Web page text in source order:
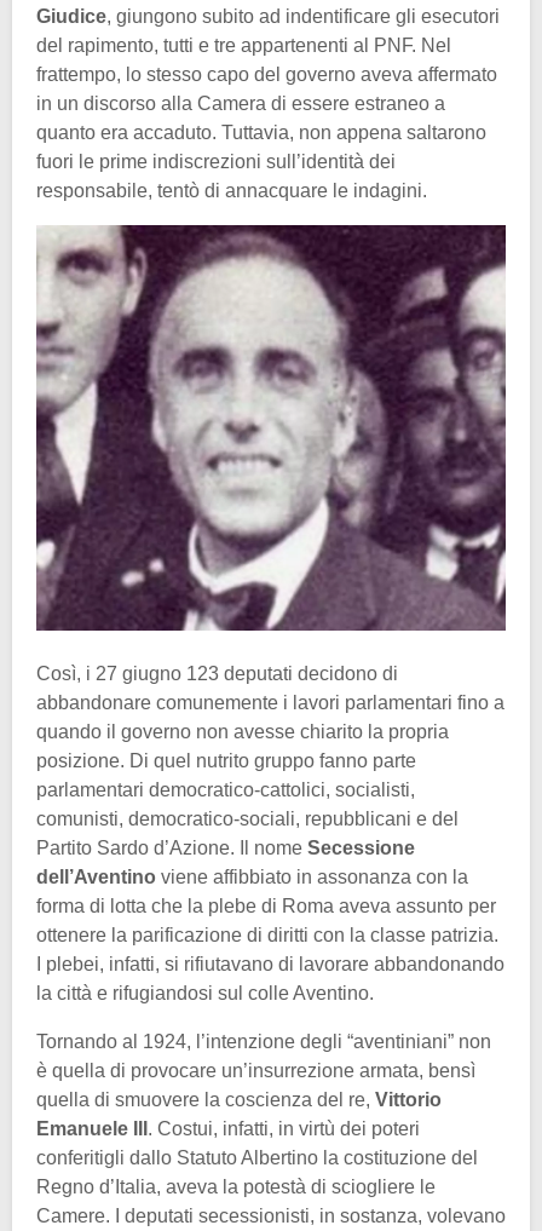
Giudice, giungono subito ad indentificare gli esecutori
del rapimento, tutti e tre appartenenti al PNF. Nel
frattempo, lo stesso capo del governo aveva affermato
in un discorso alla Camera di essere estraneo a
quanto era accaduto. Tuttavia, non appena saltarono
fuori le prime indiscrezioni sull’identità dei
responsabile, tentò di annacquare le indagini.
Così, i 27 giugno 123 deputati decidono di
abbandonare comunemente i lavori parlamentari fino a
quando il governo non avesse chiarito la propria
posizione. Di quel nutrito gruppo fanno parte
parlamentari democratico-cattolici, socialisti,
comunisti, democratico-sociali, repubblicani e del
Partito Sardo d’Azione. Il nome Secessione
dell’Aventino viene affibbiato in assonanza con la
forma di lotta che la plebe di Roma aveva assunto per
ottenere la parificazione di diritti con la classe patrizia.
I plebei, infatti, si rifiutavano di lavorare abbandonando
la città e rifugiandosi sul colle Aventino.
Tornando al 1924, l’intenzione degli “aventiniani” non
è quella di provocare un’insurrezione armata, bensì
quella di smuovere la coscienza del re, Vittorio
Emanuele III . Costui, infatti, in virtù dei poteri
conferitigli dallo Statuto Albertino la costituzione del
Regno d’Italia, aveva la potestà di sciogliere le
Camere. I deputati secessionisti, in sostanza, volevano